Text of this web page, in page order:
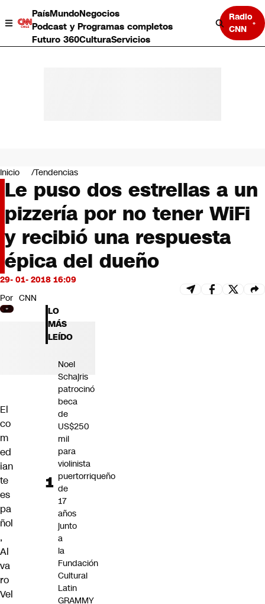
PaísMundoNegocios
Podcast y Programas completos
Futuro 360CulturaServicios
Radio
CNN
Negocios
Deportes
Programas completos
Cultura
Servicios
Bits
CNN Data
CNN tiempo
Futuro 360
Inicio Tendencias
Le puso dos estrellas a un
pizzería por no tener WiFi
y recibió una respuesta
épica del dueño
29- 01- 2018 16:09
Por CNN
El
co
m
ed
ian
te
es
pa
ñol
,
Al
va
ro
Vel
LO
MÁS
LEÍDO
Noel
Schajris
patrocinó
beca
de
US$250
mil
para
violinista
puertorriqueño
de
17
años
junto
a
la
Fundación
Cultural
Latin
GRAMMY